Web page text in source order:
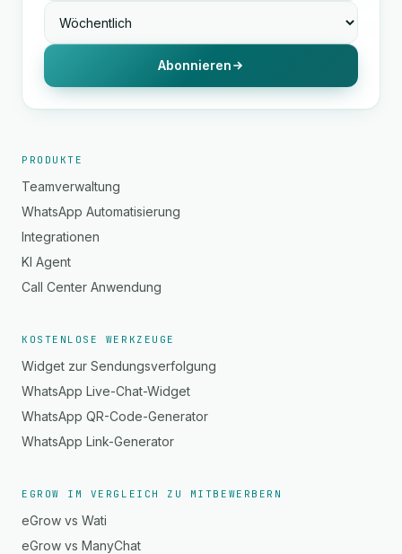
Abonnieren
PRODUKTE
Teamverwaltung
WhatsApp Automatisierung
Integrationen
KI Agent
Call Center Anwendung
KOSTENLOSE WERKZEUGE
Widget zur Sendungsverfolgung
WhatsApp Live-Chat-Widget
WhatsApp QR-Code-Generator
WhatsApp Link-Generator
EGROW IM VERGLEICH ZU MITBEWERBERN
eGrow vs Wati
eGrow vs ManyChat